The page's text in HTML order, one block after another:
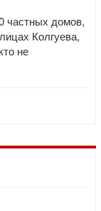
частных домов,
Колгуева,
не